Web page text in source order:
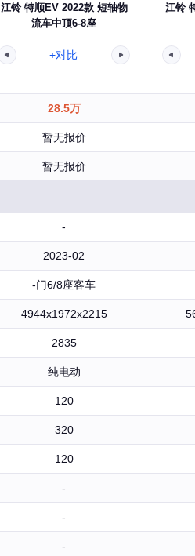
江铃 特顺EV 2022款 短轴物
流车中顶6-8座
+对比
江铃
28.5万
暂无报价
暂无报价
-
2023-02
-门6/8座客车
4944x1972x2215
2835
纯电动
120
320
120
-
-
-